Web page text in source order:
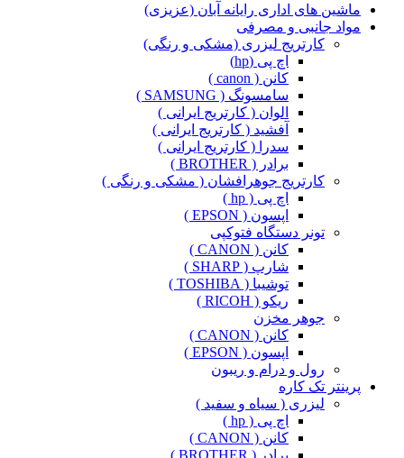
ماشین های اداری رایانه آبان (عزیزی)
مواد جانبی و مصرفی
کارتریج لیزری (مشکی و رنگی)
اچ پی (hp)
کانن ( canon )
سامسونگ ( SAMSUNG )
الوان ( کارتریج ایرانی )
آفشید ( کارتریج ایرانی )
سدرا ( کارتریج ایرانی )
برادر ( BROTHER )
کارتریج جوهرافشان ( مشکی و رنگی )
اچ پی ( hp )
اپسون ( EPSON )
تونر دستگاه فتوکپی
کانن ( CANON )
شارپ ( SHARP )
توشیبا ( TOSHIBA )
ریکو ( RICOH )
جوهر مخزن
کانن ( CANON )
اپسون ( EPSON )
رول و درام و ریبون
پرینتر تک کاره
لیزری ( سیاه و سفید )
اچ پی ( hp )
کانن ( CANON )
برادر ( BROTHER )